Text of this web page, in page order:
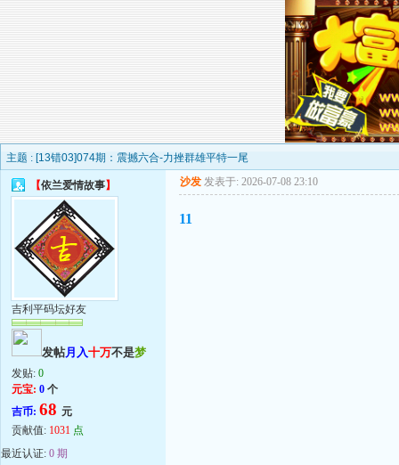
主题 : [13错03]074期：震撼六合-力挫群雄平特一尾
【依兰爱情故事】
吉利平码坛好友
发帖月入十万不是梦
发贴: 0
元宝: 0 个
吉币: 68 元
贡献值: 1031 点
最近认证: 0 期
沙发 发表于: 2026-07-08 23:10
11